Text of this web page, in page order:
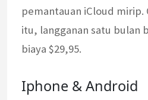
pemantauan iCloud mirip.
itu, langganan satu bulan
biaya $29,95.
Iphone & Android